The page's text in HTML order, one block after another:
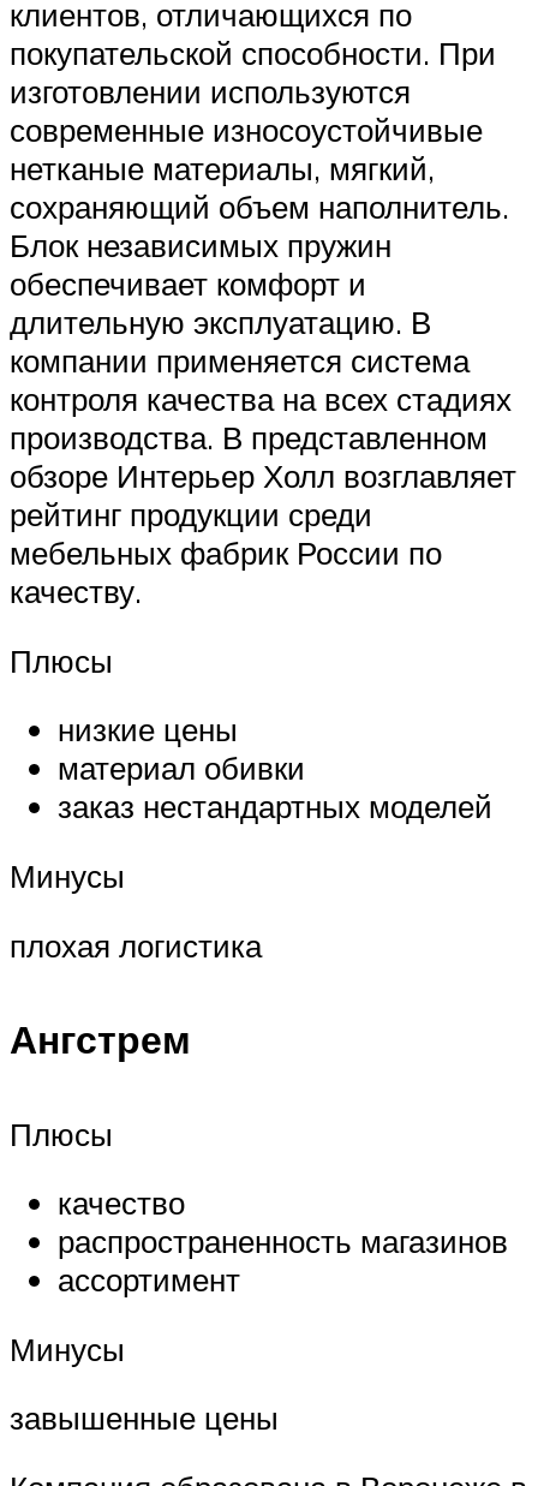
клиентов, отличающихся по
покупательской способности. При
изготовлении используются
современные износоустойчивые
нетканые материалы, мягкий,
сохраняющий объем наполнитель.
Блок независимых пружин
обеспечивает комфорт и
длительную эксплуатацию. В
компании применяется система
контроля качества на всех стадиях
производства. В представленном
обзоре Интерьер Холл возглавляет
рейтинг продукции среди
мебельных фабрик России по
качеству.
Плюсы
низкие цены
материал обивки
заказ нестандартных моделей
Минусы
плохая логистика
Ангстрем
Плюсы
качество
распространенность магазинов
ассортимент
Минусы
завышенные цены